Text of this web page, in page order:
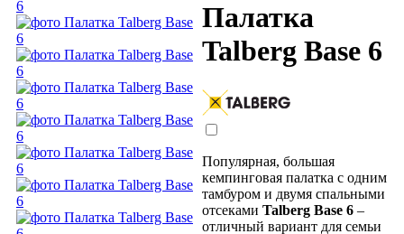
Палатка
Talberg Base 6
Популярная, большая
кемпинговая палатка с одним
тамбуром и двумя спальными
отсеками Talberg Base 6 –
отличный вариант для семьи